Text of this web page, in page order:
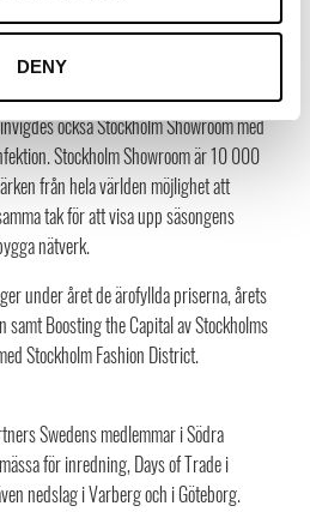
DENY
Fashion District får ett
snabbt en självklar mötesplats för företag
och textil. I samband med öppnandet av
också Stockholm Showroom med
Stockholm Showroom är 10 000
från hela världen möjlighet att
tak för att visa upp säsongens
nätverk.
under året de ärofyllda priserna, årets
samt Boosting the Capital av Stockholms
Stockholm Fashion District.
Swedens medlemmar i Södra
för inredning, Days of Trade i
nedslag i Varberg och i Göteborg.